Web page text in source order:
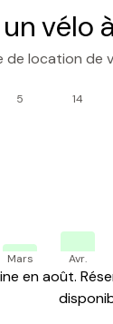
vélo
de location de
5
Mars
14
Avr.
en août.